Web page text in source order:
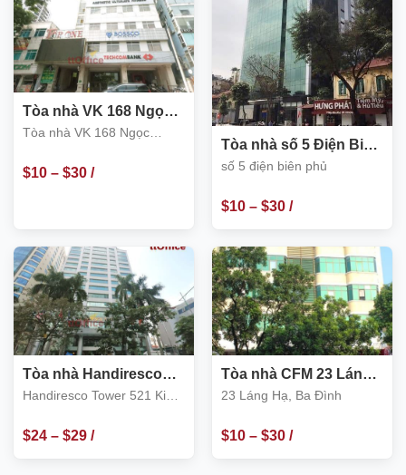
Tòa nhà VK 168 Ngọc
Khánh, Ba Đình
Tòa nhà VK 168 Ngọc
$10– $30/
Tòa nhà số 5 Điện Biên
Phủ
số 5 điện biên phủ
$10– $30/
m2
Tòa nhà Handiresco
Tower 521 Kim Mã, Ba
Handiresco Tower 521 Kim
$24– $29/
Tòa nhà CFM 23 Láng
Hạ
23 Láng Hạ, Ba Đình
$10– $30/